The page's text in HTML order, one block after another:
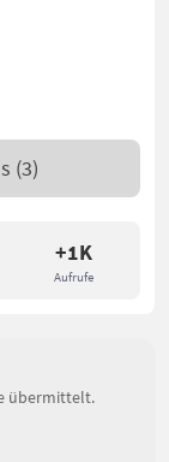
+1K
Aufrufe
(3)
übermittelt.